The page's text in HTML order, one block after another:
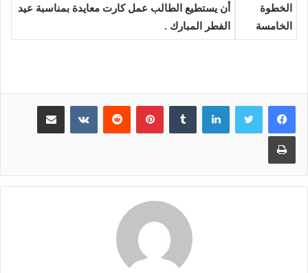
الخطوة
الخامسة
أن يستطيع الطالب عمل كارت معايدة بمناسبة عيد
الفطر المبارك .
لينكدإن بينتيريست مشاركة عبر البريد
طباعة